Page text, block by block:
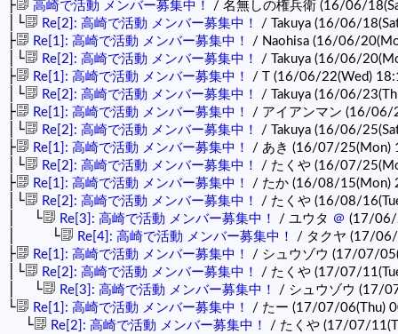
├ 高崎で活動 メンバー募集中！ / 名無しの権兵衛 (16/06/
│└ Re[2]: 高崎で活動 メンバー募集中！ / Takuya (16/06/
├ Re[1]: 高崎で活動 メンバー募集中！ / Naohisa (16/06/
│└ Re[2]: 高崎で活動 メンバー募集中！ / Takuya (16/06/
├ Re[1]: 高崎で活動 メンバー募集中！ / T (16/06/22(Wed)
│└ Re[2]: 高崎で活動 メンバー募集中！ / Takuya (16/06/
├ Re[1]: 高崎で活動 メンバー募集中！ / アイアンマン (16/06/
│└ Re[2]: 高崎で活動 メンバー募集中！ / Takuya (16/06/
├ Re[1]: 高崎で活動 メンバー募集中！ / あき (16/07/25(Mon)
│└ Re[2]: 高崎で活動 メンバー募集中！ / たくや (16/07/
├ Re[1]: 高崎で活動 メンバー募集中！ / たか (16/08/15(Mon)
│└ Re[2]: 高崎で活動 メンバー募集中！ / たくや (16/08/
│ └ Re[3]: 高崎で活動 メンバー募集中！ / ユウタ ＠ (17/06/
│ └ Re[4]: 高崎で活動 メンバー募集中！ / タクヤ (17/
├ Re[1]: 高崎で活動 メンバー募集中！ / シュウゾウ (17/07/
│└ Re[2]: 高崎で活動 メンバー募集中！ / たくや (17/07/
│ └ Re[3]: 高崎で活動 メンバー募集中！ / シュウゾウ (17/
└ Re[1]: 高崎で活動 メンバー募集中！ / たー (17/07/06(Thu)
└ Re[2]: 高崎で活動 メンバー募集中！ / たくや (17/07/